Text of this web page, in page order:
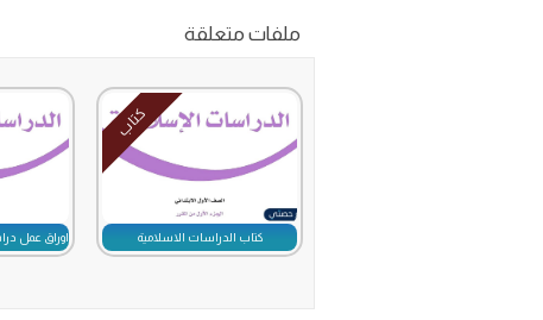
ملفات متعلقة
كتاب
كتاب الدراسات الاسلامية اوراق عمل